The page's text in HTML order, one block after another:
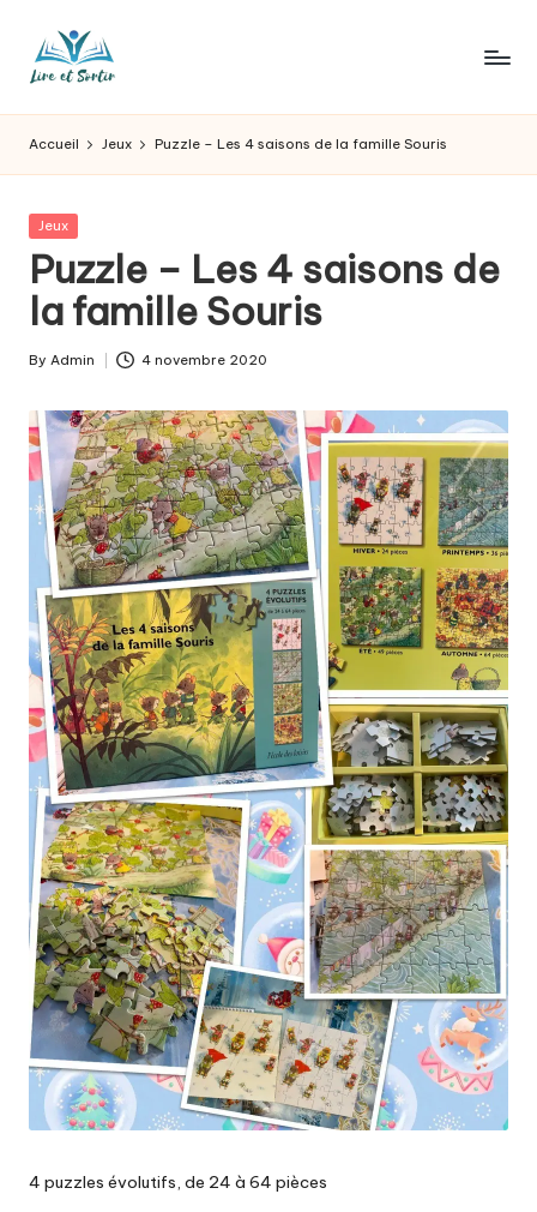
L
ir
e
e
t
s
o
r
t
ir
pour
les
goûts,
des
sorties
pour
Accueil Jeux Puzzle – Les 4 saisons de la famille Souris
Posted
Jeux
Puzzle – Les 4 saisons de
la famille Souris
Posted
By Admin 4 novembre 2020
4 puzzles évolutifs, de 24 à 64 pièces